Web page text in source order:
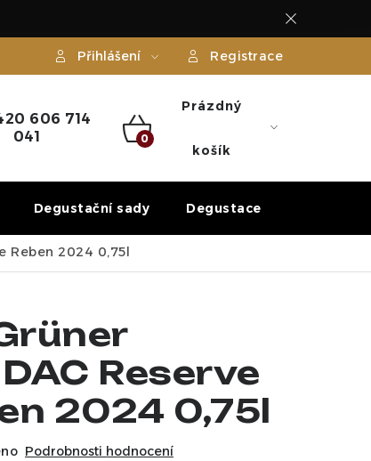
Přihlášení Registrace
606 714
041
NÁKUPNÍ
Prázdný
košík
Degustační sady Degustace
Reben 2024 0,75l
Reserve
2024 0,75l
Podrobnosti hodnocení